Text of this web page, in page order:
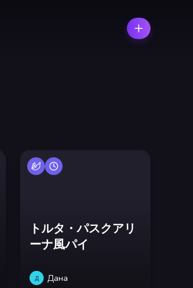
トルタ・パスクアリ
ーナ風パイ
Д Дана